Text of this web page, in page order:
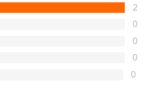
2
0
0
0
0